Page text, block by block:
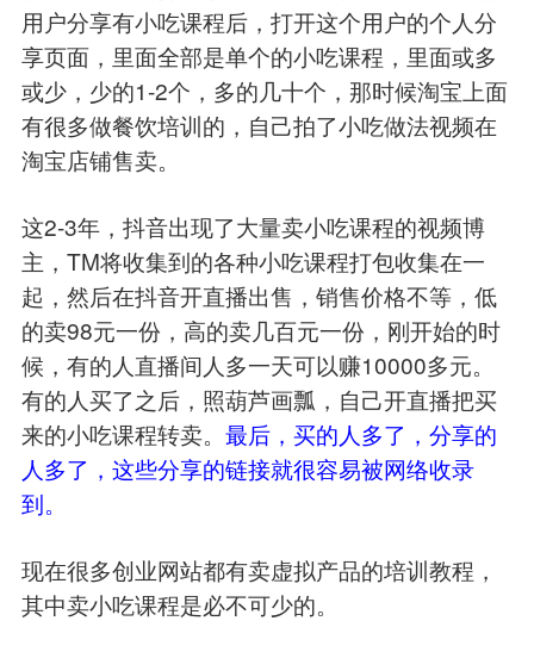
用户分享有小吃课程后，打开这个用户的个人分
享页面，里面全部是单个的小吃课程，里面或多
或少，少的1-2个，多的几十个，那时候淘宝上面
有很多做餐饮培训的，自己拍了小吃做法视频在
淘宝店铺售卖。
这2-3年，抖音出现了大量卖小吃课程的视频博
主，TM将收集到的各种小吃课程打包收集在一
起，然后在抖音开直播出售，销售价格不等，低
的卖98元一份，高的卖几百元一份，刚开始的时
候，有的人直播间人多一天可以赚10000多元。
有的人买了之后，照葫芦画瓢，自己开直播把买
来的小吃课程转卖。 最后，买的人多了，分享的
人多了，这些分享的链接就很容易被网络收录
到。
现在很多创业网站都有卖虚拟产品的培训教程，
其中卖小吃课程是必不可少的。